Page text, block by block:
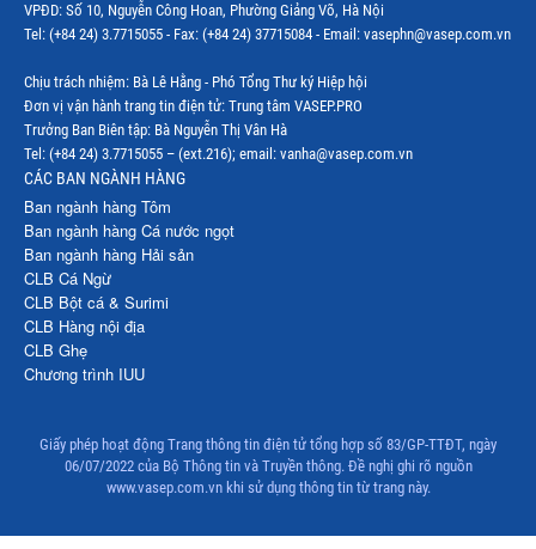
VPĐD: Số 10, Nguyễn Công Hoan, Phường Giảng Võ, Hà Nội
Tel: (+84 24) 3.7715055 - Fax: (+84 24) 37715084 - Email: vasephn@vasep.com.vn
Chịu trách nhiệm: Bà Lê Hằng - Phó Tổng Thư ký Hiệp hội
Đơn vị vận hành trang tin điện tử: Trung tâm VASEP.PRO
Trưởng Ban Biên tập: Bà Nguyễn Thị Vân Hà
Tel: (+84 24) 3.7715055 – (ext.216); email: vanha@vasep.com.vn
CÁC BAN NGÀNH HÀNG
Ban ngành hàng Tôm
Ban ngành hàng Cá nước ngọt
Ban ngành hàng Hải sản
CLB Cá Ngừ
CLB Bột cá & Surimi
CLB Hàng nội địa
CLB Ghẹ
Chương trình IUU
Giấy phép hoạt động Trang thông tin điện tử tổng hợp số 83/GP-TTĐT, ngày
06/07/2022 của Bộ Thông tin và Truyền thông. Đề nghị ghi rõ nguồn
www.vasep.com.vn khi sử dụng thông tin từ trang này.